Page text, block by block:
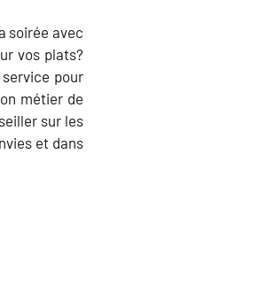
soirée avec
vos plats?
service pour
métier de
sur les
et dans